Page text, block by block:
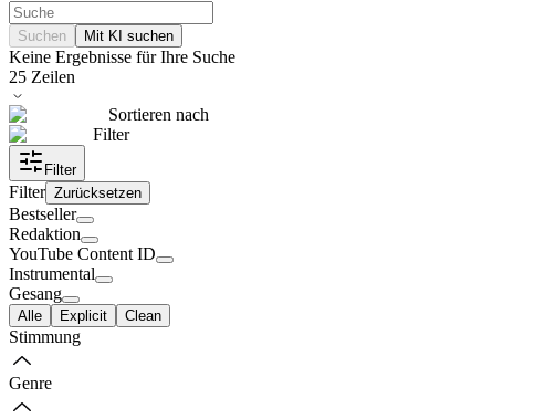
Suchen Mit KI suchen
Keine Ergebnisse für Ihre Suche
25 Zeilen
Sortieren nach
Filter
Filter
Filter Zurücksetzen
Bestseller
Redaktion
YouTube Content ID
Instrumental
Gesang
Alle Explicit Clean
Stimmung
Genre